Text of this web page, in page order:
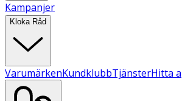
Kampanjer
Kloka Råd
VarumärkenKundklubbTjänsterHitta